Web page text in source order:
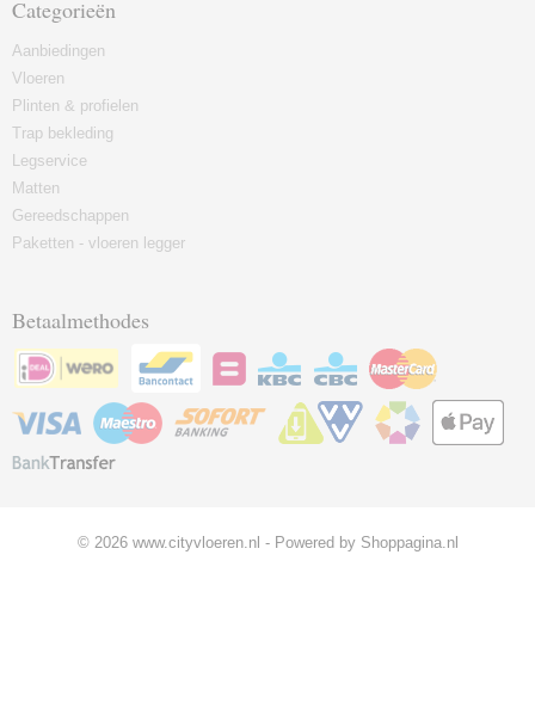
Categorieën
Aanbiedingen
Vloeren
Plinten & profielen
Trap bekleding
Legservice
Matten
Gereedschappen
Paketten - vloeren legger
Betaalmethodes
© 2026 www.cityvloeren.nl - Powered by Shoppagina.nl